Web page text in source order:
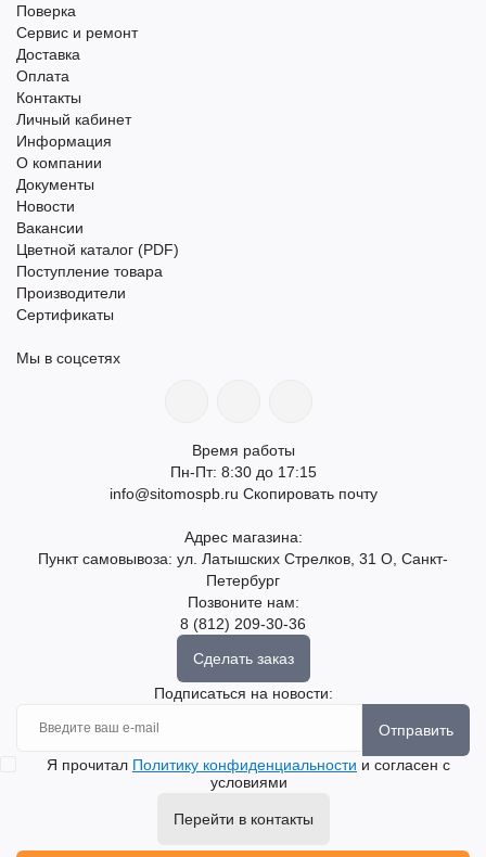
Поверка
Сервис и ремонт
Доставка
Оплата
Контакты
Личный кабинет
Информация
О компании
Документы
Новости
Вакансии
Цветной каталог (PDF)
Поступление товара
Производители
Сертификаты
Мы в соцсетях
Время работы
Пн-Пт: 8:30 до 17:15
info@sitomospb.ru Скопировать почту
Адрес магазина:
Пункт самовывоза: ул. Латышских Стрелков, 31 О, Санкт-
Петербург
Позвоните нам:
8 (812) 209-30-36
Сделать заказ
Подписаться на новости:
Отправить
Я прочитал Политику конфиденциальности и согласен с
условиями
Перейти в контакты